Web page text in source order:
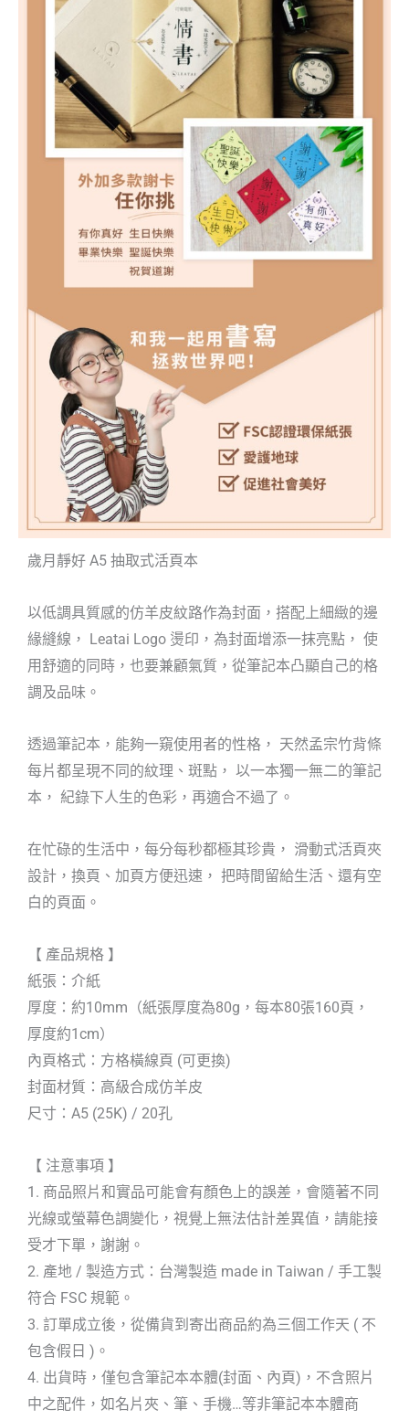
歲月靜好 A5 抽取式活頁本
以低調具質感的仿羊皮紋路作為封面，搭配上細緻的邊
緣縫線， Leatai Logo 燙印，為封面增添一抹亮點， 使
用舒適的同時，也要兼顧氣質，從筆記本凸顯自己的格
調及品味。
透過筆記本，能夠一窺使用者的性格， 天然孟宗竹背條
每片都呈現不同的紋理、斑點， 以一本獨一無二的筆記
本， 紀錄下人生的色彩，再適合不過了。
在忙碌的生活中，每分每秒都極其珍貴， 滑動式活頁夾
設計，換頁、加頁方便迅速， 把時間留給生活、還有空
白的頁面。
【 產品規格 】
紙張：介紙
厚度：約10mm（紙張厚度為80g，每本80張160頁，
厚度約1cm）
內頁格式：方格橫線頁 (可更換)
封面材質：高級合成仿羊皮
尺寸：A5 (25K) / 20孔
【 注意事項 】
1. 商品照片和實品可能會有顏色上的誤差，會隨著不同
光線或螢幕色調變化，視覺上無法估計差異值，請能接
受才下單，謝謝。
2. 產地 / 製造方式：台灣製造 made in Taiwan / 手工製
符合 FSC 規範。
3. 訂單成立後，從備貨到寄出商品約為三個工作天 ( 不
包含假日 )。
4. 出貨時，僅包含筆記本本體(封面、內頁)，不含照片
中之配件，如名片夾、筆、手機…等非筆記本本體商